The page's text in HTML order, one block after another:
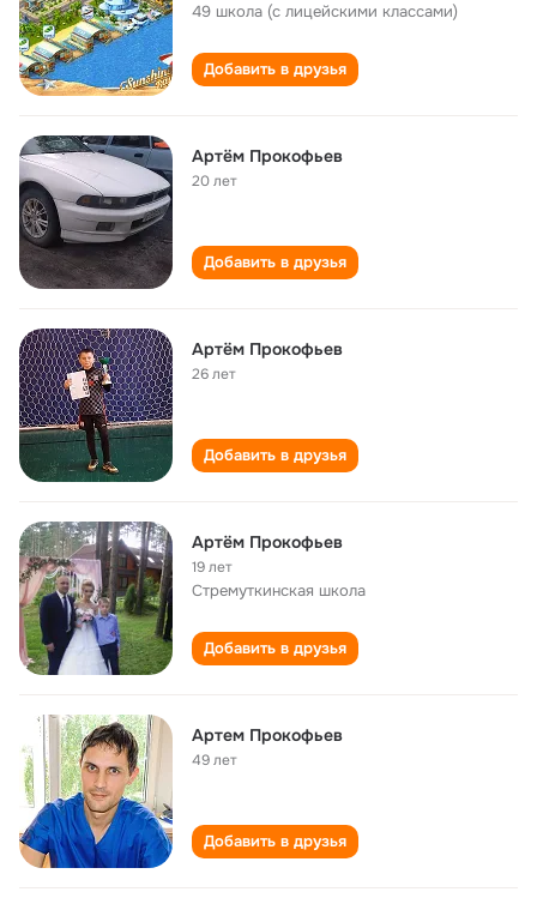
49 школа (с лицейскими классами)
Добавить в друзья
Артём Прокофьев
20 лет
Добавить в друзья
Артём Прокофьев
26 лет
Добавить в друзья
Артём Прокофьев
19 лет
Стремуткинская школа
Добавить в друзья
Артем Прокофьев
49 лет
Добавить в друзья